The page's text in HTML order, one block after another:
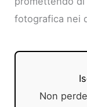
fotografica nei
Non